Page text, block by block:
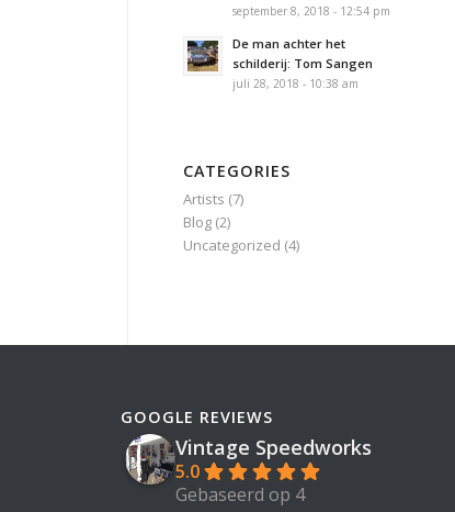
september 8, 2018 - 12:54 pm
De man achter het
schilderij: Tom Sangen
juli 28, 2018 - 10:38 am
CATEGORIES
Artists (7)
Blog (2)
Uncategorized (4)
GOOGLE REVIEWS
Vintage Speedworks
5.0
Gebaseerd op 4